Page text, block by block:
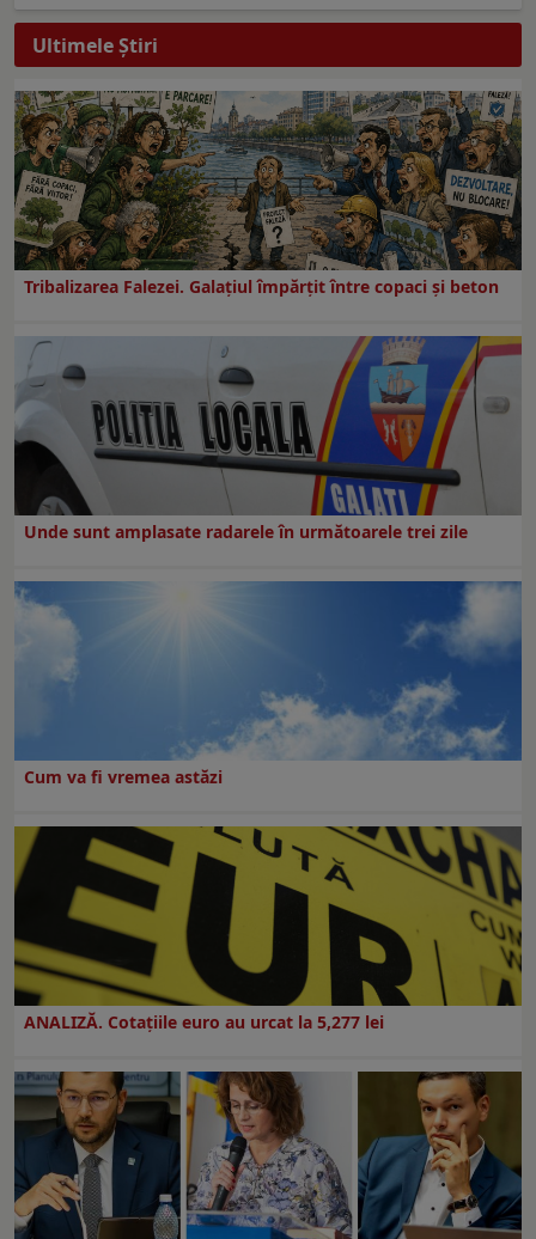
Ultimele Ştiri
Tribalizarea Falezei. Galațiul împărțit între copaci și beton
Unde sunt amplasate radarele în următoarele trei zile
Cum va fi vremea astăzi
ANALIZĂ. Cotațiile euro au urcat la 5,277 lei